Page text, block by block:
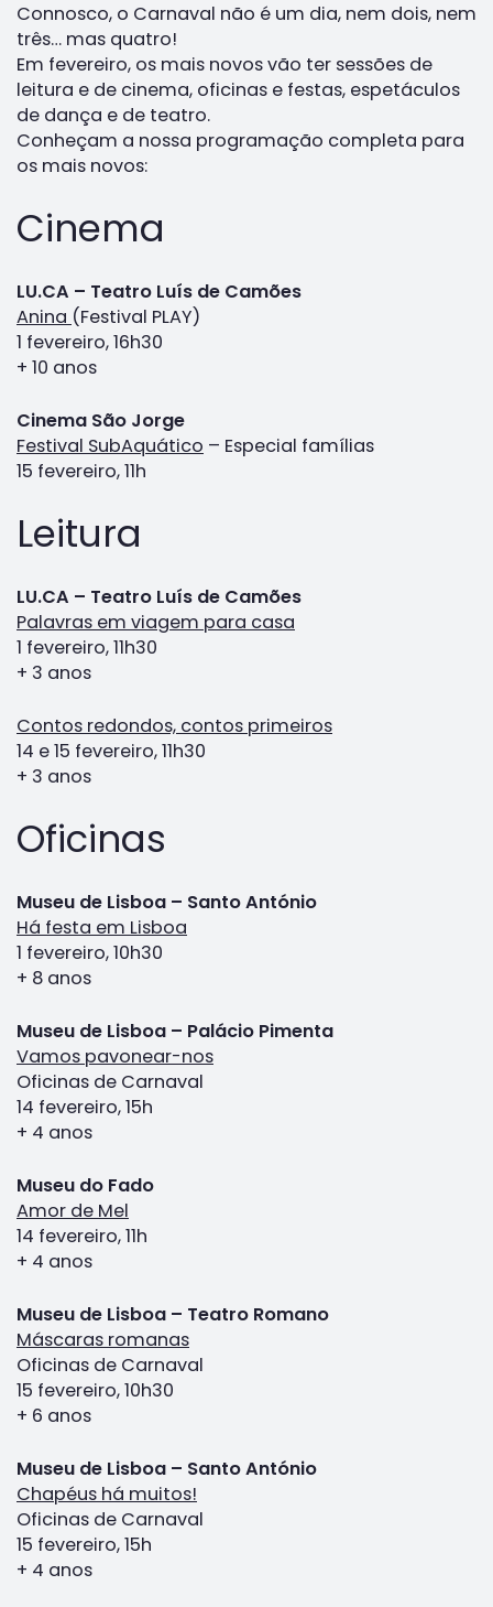
Connosco, o Carnaval não é um dia, nem dois, nem
três… mas quatro!
Em fevereiro, os mais novos vão ter sessões de
leitura e de cinema, oficinas e festas, espetáculos
de dança e de teatro.
Conheçam a nossa programação completa para
os mais novos:
Cinema
LU.CA – Teatro Luís de Camões
Anina (Festival PLAY)
1 fevereiro, 16h30
+ 10 anos
Cinema São Jorge
Festival SubAquático – Especial famílias
15 fevereiro, 11h
Leitura
LU.CA – Teatro Luís de Camões
Palavras em viagem para casa
1 fevereiro, 11h30
+ 3 anos
Contos redondos, contos primeiros
14 e 15 fevereiro, 11h30
+ 3 anos
Oficinas
Museu de Lisboa – Santo António
Há festa em Lisboa
1 fevereiro, 10h30
+ 8 anos
Museu de Lisboa – Palácio Pimenta
Vamos pavonear-nos
Oficinas de Carnaval
14 fevereiro, 15h
+ 4 anos
Museu do Fado
Amor de Mel
14 fevereiro, 11h
+ 4 anos
Museu de Lisboa – Teatro Romano
Máscaras romanas
Oficinas de Carnaval
15 fevereiro, 10h30
+ 6 anos
Museu de Lisboa – Santo António
Chapéus há muitos!
Oficinas de Carnaval
15 fevereiro, 15h
+ 4 anos